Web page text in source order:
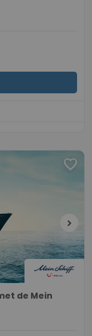
favorite
chevron_right
de Mein